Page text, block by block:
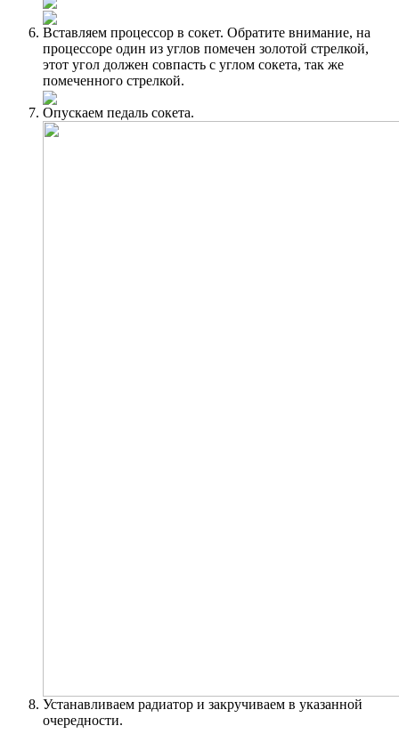
Вставляем процессор в сокет. Обратите внимание, на
процессоре один из углов помечен золотой стрелкой,
этот угол должен совпасть с углом сокета, так же
помеченного стрелкой.
Опускаем педаль сокета.
Устанавливаем радиатор и закручиваем в указанной
очередности.